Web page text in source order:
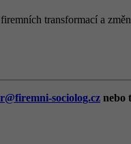
transformací a
sociolog.cz nebo